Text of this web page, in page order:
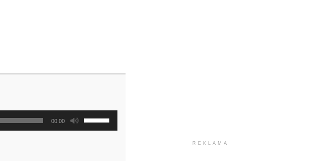
00:00
strzałek
REKLAMA